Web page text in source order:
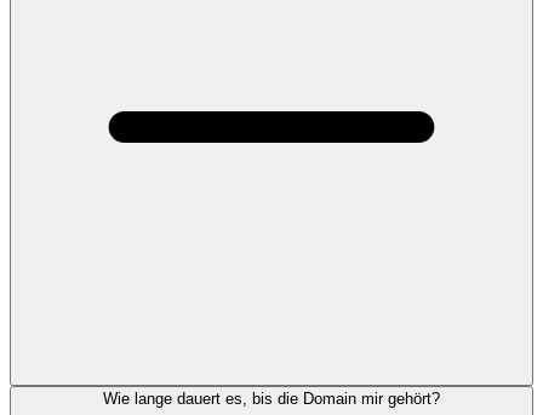
Wie lange dauert es, bis die Domain mir gehört?